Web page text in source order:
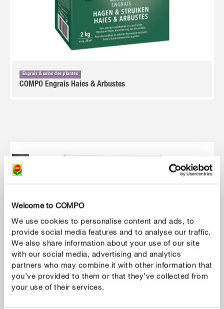
Welcome to COMPO
We use cookies to personalise content and ads, to
provide social media features and to analyse our traffic.
We also share information about your use of our site
with our social media, advertising and analytics
partners who may combine it with other information that
you’ve provided to them or that they’ve collected from
your use of their services.
Engrais & soins des plantes
COMPO Engrais Haies & Arbustes